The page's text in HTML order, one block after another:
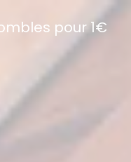
pour 1€